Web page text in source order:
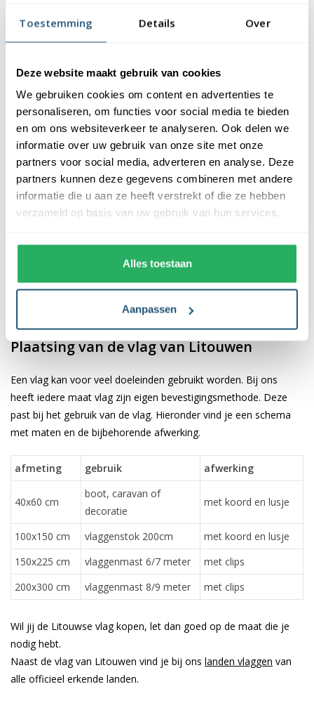
Toestemming Details Over
Deze website maakt gebruik van cookies
We gebruiken cookies om content en advertenties te
personaliseren, om functies voor social media te bieden
en om ons websiteverkeer te analyseren. Ook delen we
informatie over uw gebruik van onze site met onze
partners voor social media, adverteren en analyse. Deze
partners kunnen deze gegevens combineren met andere
informatie die u aan ze heeft verstrekt of die ze hebben
verzameld op basis van uw gebruik van hun services.
Alles toestaan
Aanpassen
afwerking, is uw-werend en kan gewassen worden op maximaal
40 graden. De vlag heeft een gemiddelde levensduur van 3 tot 6
de locatie en weersomstandigheden.
Voordelen van de Litouwse vlag kopen bij
Vlaggen Unie
De Litouwse vlag wordt standaard uit eigen voorraad geleverd,
wat zorgt voor een snelle levering. Ook zijn onze vlaggen
voorzien van een hoogwaardige afwerking. Ze zijn voorzien van
een sterke zoom die vastgezet is met een dubbele stiknaad. Bij
✓ snelle levering uit eigen voorraad
✓ altijd de laagste prijs garantie
✓ scherpe bedrukking en heldere kleuren
Plaatsing van de vlag van Litouwen
Een vlag kan voor veel doeleinden gebruikt worden. Bij ons
heeft iedere maat vlag zijn eigen bevestigingsmethode. Deze
past bij het gebruik van de vlag. Hieronder vind je een schema
met maten en de bijbehorende afwerking.
afmeting gebruik afwerking
40x60 cm
boot, caravan of
decoratie
met koord en lusje
100x150 cm vlaggenstok 200cm
met koord en lusje
150x225 cm
vlaggenmast 6/7 meter
met clips
200x300 cm
vlaggenmast 8/9 meter met clips
Wil jij de Litouwse vlag kopen, let dan goed op de maat die je
nodig hebt.
Naast de vlag van Litouwen vind je bij ons landen vlaggen van
alle officieel erkende landen.